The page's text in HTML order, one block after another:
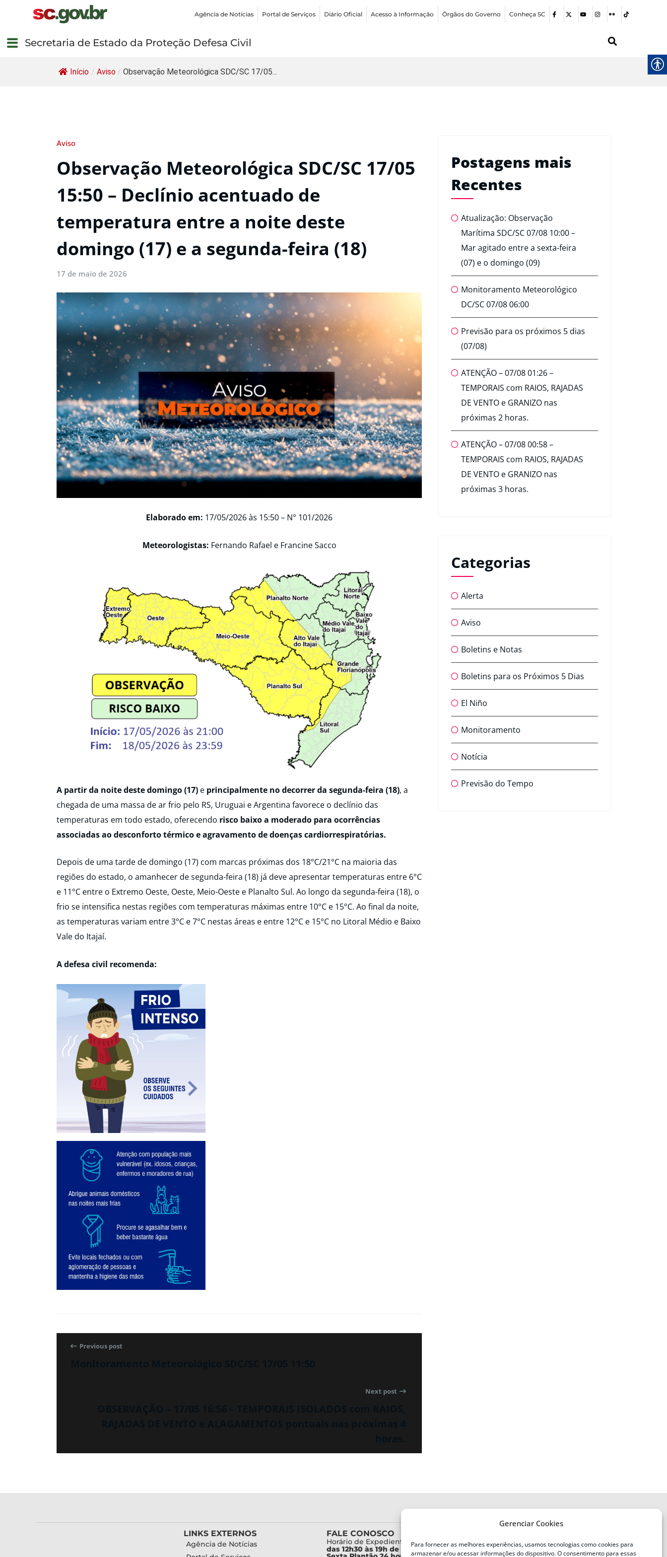
Gerenciar Cookies
Para fornecer as melhores experiências, usamos tecnologias como cookies para
armazenar e/ou acessar informações do dispositivo. O consentimento para essas
Agência de Notícias Portal de Serviços Diário Oficial Acesso à Informação Órgãos do Governo Conheça SC
Secretaria de Estado da Proteção Defesa Civil
Início / Aviso / Observação Meteorológica SDC/SC 17/05...
Aviso
Observação Meteorológica SDC/SC 17/05
15:50 – Declínio acentuado de
temperatura entre a noite deste
domingo (17) e a segunda-feira (18)
17 de maio de 2026
Elaborado em: 17/05/2026 às 15:50 – N° 101/2026
Meteorologistas: Fernando Rafael e Francine Sacco
A partir da noite deste domingo (17) e principalmente no decorrer da segunda-feira (18), a
chegada de uma massa de ar frio pelo RS, Uruguai e Argentina favorece o declínio das
temperaturas em todo estado, oferecendo risco baixo a moderado para ocorrências
associadas ao desconforto térmico e agravamento de doenças cardiorrespiratórias.
Depois de uma tarde de domingo (17) com marcas próximas dos 18°C/21°C na maioria das
regiões do estado, o amanhecer de segunda-feira (18) já deve apresentar temperaturas entre 6°C
e 11°C entre o Extremo Oeste, Oeste, Meio-Oeste e Planalto Sul. Ao longo da segunda-feira (18), o
frio se intensifica nestas regiões com temperaturas máximas entre 10°C e 15°C. Ao final da noite,
as temperaturas variam entre 3°C e 7°C nestas áreas e entre 12°C e 15°C no Litoral Médio e Baixo
Vale do Itajaí.
A defesa civil recomenda:
Previous post
Next post
Postagens mais
Recentes
Atualização: Observação
Marítima SDC/SC 07/08 10:00 –
Mar agitado entre a sexta-feira
(07) e o domingo (09)
Monitoramento Meteorológico
DC/SC 07/08 06:00
Previsão para os próximos 5 dias
(07/08)
ATENÇÃO – 07/08 01:26 –
TEMPORAIS com RAIOS, RAJADAS
DE VENTO e GRANIZO nas
próximas 2 horas.
ATENÇÃO – 07/08 00:58 –
TEMPORAIS com RAIOS, RAJADAS
DE VENTO e GRANIZO nas
próximas 3 horas.
Categorias
Alerta
Aviso
Boletins e Notas
Boletins para os Próximos 5 Dias
El Niño
Monitoramento
Notícia
Previsão do Tempo
LINKS EXTERNOS
Agência de Notícias
FALE CONOSCO
Horário de Expediente:
das 12h30 às 19h de Segunda a
Defesa Civil do Estado de Santa
Catarina